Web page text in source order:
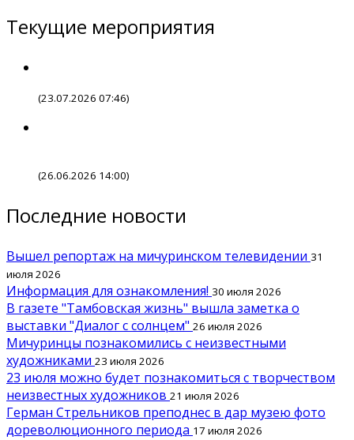
Текущие мероприятия
(23.07.2026 07:46)
(26.06.2026 14:00)
Последние новости
Вышел репортаж на мичуринском телевидении 31
июля 2026
Информация для ознакомления! 30 июля 2026
В газете "Тамбовская жизнь" вышла заметка о
выставки "Диалог с солнцем" 26 июля 2026
Мичуринцы познакомились с неизвестными
художниками 23 июля 2026
23 июля можно будет познакомиться с творчеством
неизвестных художников 21 июля 2026
Герман Стрельников преподнес в дар музею фото
дореволюционного периода 17 июля 2026